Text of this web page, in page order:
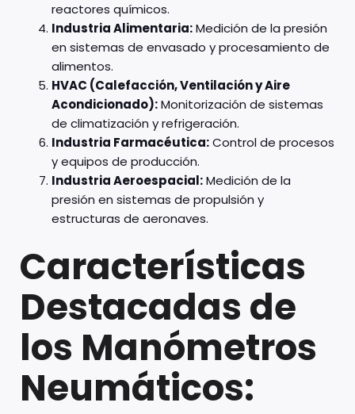
reactores químicos.
Industria Alimentaria:Medición de la presión
en sistemas de envasado y procesamiento de
alimentos.
HVAC (Calefacción, Ventilación y Aire
Acondicionado):Monitorización de sistemas
de climatización y refrigeración.
Industria Farmacéutica:Control de procesos
y equipos de producción.
Industria Aeroespacial:Medición de la
presión en sistemas de propulsión y
estructuras de aeronaves.
Características
Destacadas de
los Manómetros
Neumáticos: